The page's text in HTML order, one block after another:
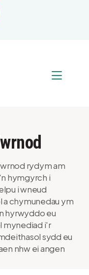
rydym am
hymgyrch i
i wneud
chymunedau ym
hyrwyddo eu
mynediad i'r
sydd eu
nhw ei angen